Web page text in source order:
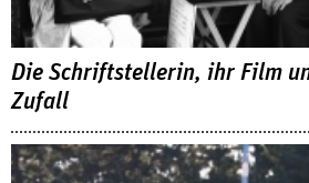
Die Schriftstellerin, ihr Film
Zufall